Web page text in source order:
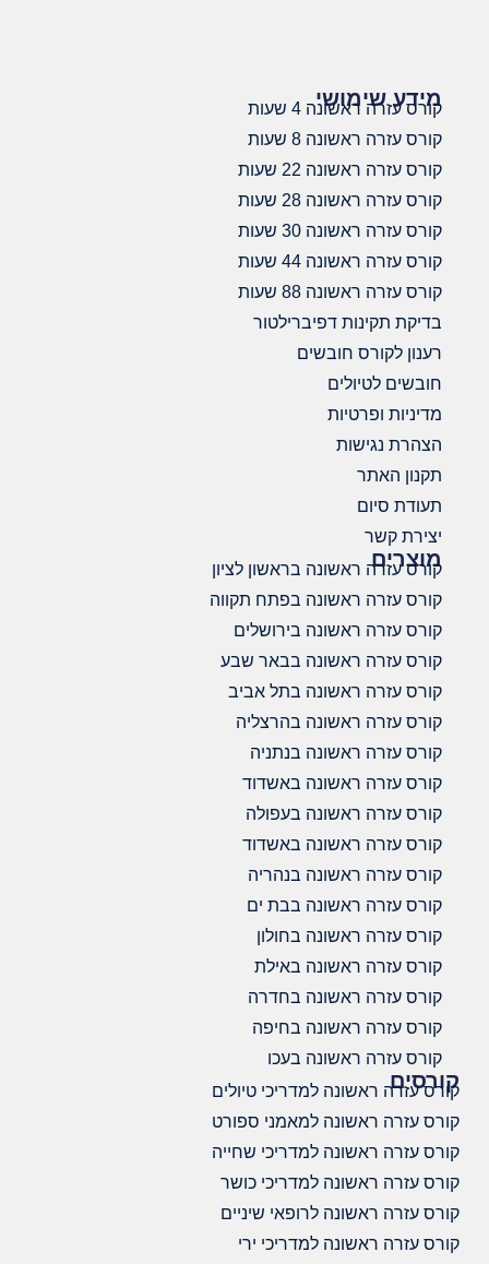
מידע שימושי
קורס עזרה ראשונה 4 שעות
קורס עזרה ראשונה 8 שעות
קורס עזרה ראשונה 22 שעות
קורס עזרה ראשונה 28 שעות
קורס עזרה ראשונה 30 שעות
קורס עזרה ראשונה 44 שעות
קורס עזרה ראשונה 88 שעות
בדיקת תקינות דפיברילטור
רענון לקורס חובשים
חובשים לטיולים
מדיניות ופרטיות
הצהרת נגישות
תקנון האתר
תעודת סיום
יצירת קשר
מוצרים
קורס עזרה ראשונה בראשון לציון
קורס עזרה ראשונה בפתח תקווה
קורס עזרה ראשונה בירושלים
קורס עזרה ראשונה בבאר שבע
קורס עזרה ראשונה בתל אביב
קורס עזרה ראשונה בהרצליה
קורס עזרה ראשונה בנתניה
קורס עזרה ראשונה באשדוד
קורס עזרה ראשונה בעפולה
קורס עזרה ראשונה באשדוד
קורס עזרה ראשונה בנהריה
קורס עזרה ראשונה בבת ים
קורס עזרה ראשונה בחולון
קורס עזרה ראשונה באילת
קורס עזרה ראשונה בחדרה
קורס עזרה ראשונה בחיפה
קורס עזרה ראשונה בעכו
קורסים
קורס עזרה ראשונה למדריכי טיולים
קורס עזרה ראשונה למאמני ספורט
קורס עזרה ראשונה למדריכי שחייה
קורס עזרה ראשונה למדריכי כושר
קורס עזרה ראשונה לרופאי שיניים
קורס עזרה ראשונה למדריכי ירי